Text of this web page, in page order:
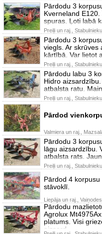
Pārdodu 3
Kverneland
spuras. Ļoti labā
Preiļi un raj.,
Pārdodu 3
viegls. Ar skrūves
kārtībā. Var lietot
Preiļi un raj.,
Pārdodu labu 3
Hidro
atbalsta ratu.
Preiļi un raj.,
Pārdod
Valmiera un raj.,
Pārdodu 3
lāgu aizsardzību.
atbalsta rats.
Preiļi un raj.,
Pārdod 4
stāvoklī.
Liepāja un raj., Vaiņodes
Pārdodu
Agrolux
platums. Visi
aizsard